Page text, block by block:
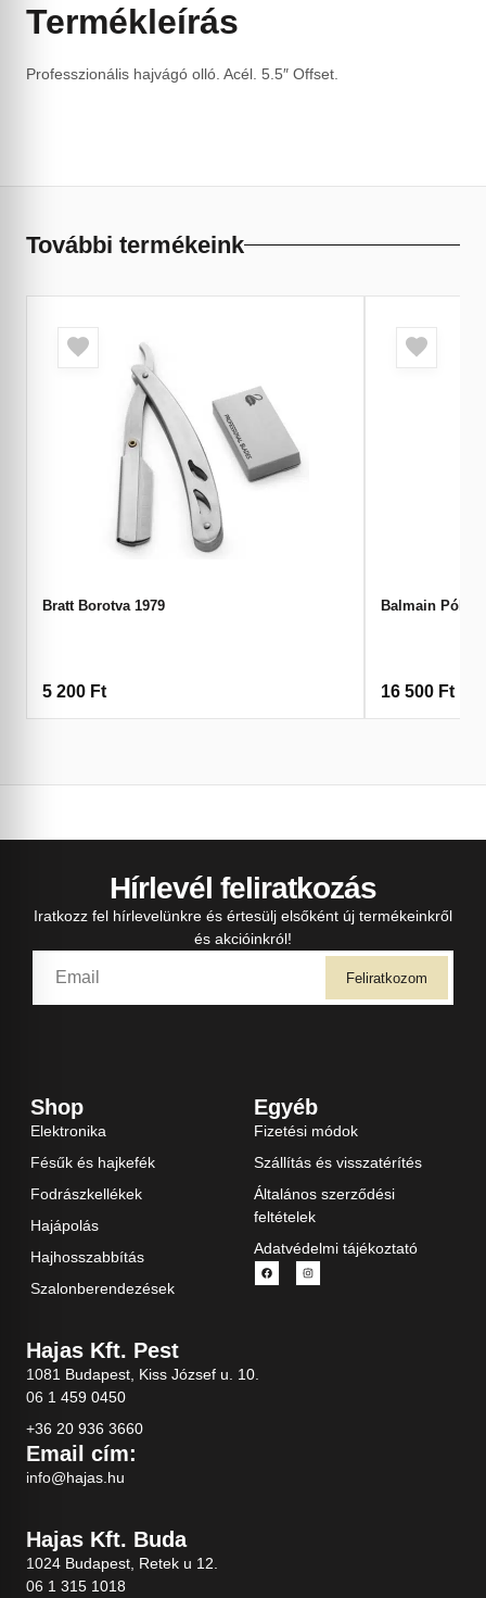
Termékleírás
Professzionális hajvágó olló. Acél. 5.5″ Offset.
További termékeink
Bratt Borotva 1979
5 200 Ft
Balmain Póló L
16 500 Ft
Hírlevél feliratkozás
Iratkozz fel hírlevelünkre és értesülj elsőként új termékeinkről
és akcióinkról!
Feliratkozom
Shop
Elektronika
Fésűk és hajkefék
Fodrászkellékek
Hajápolás
Hajhosszabbítás
Szalonberendezések
Egyéb
Fizetési módok
Szállítás és visszatérítés
Általános szerződési
feltételek
Adatvédelmi tájékoztató
Hajas Kft. Pest
1081 Budapest, Kiss József u. 10.
06 1 459 0450
+36 20 936 3660
Email cím:
info@hajas.hu
Hajas Kft. Buda
1024 Budapest, Retek u 12.
06 1 315 1018